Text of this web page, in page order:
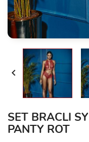

SET BRACLI
PANTY ROT